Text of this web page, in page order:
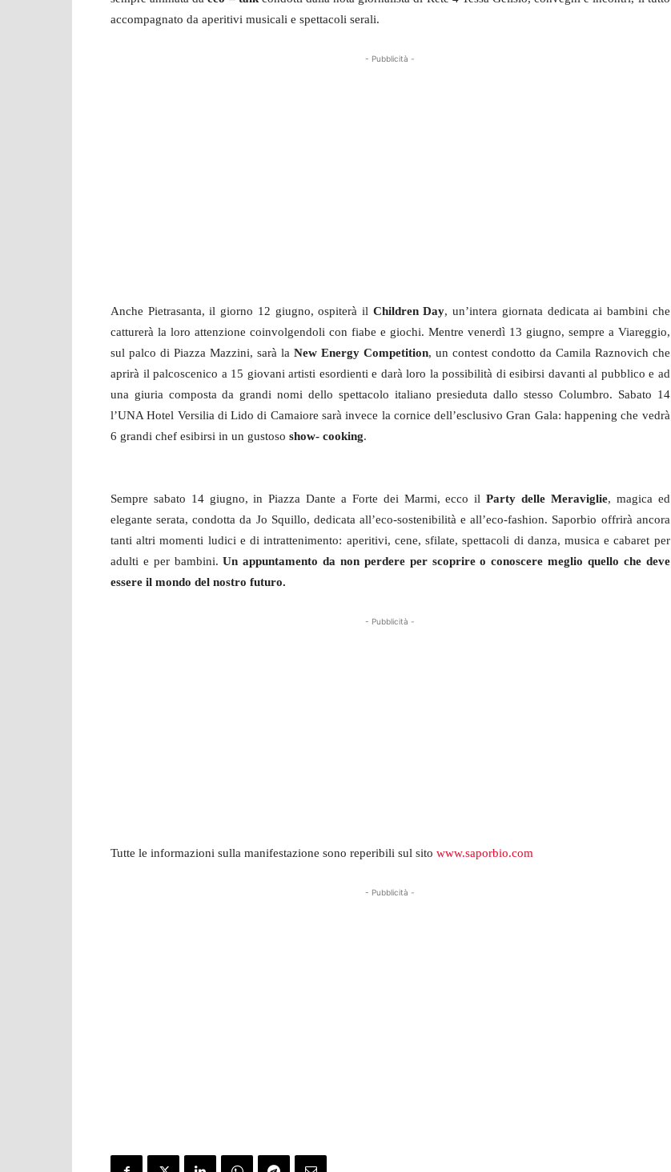
accompagnato da aperitivi musicali e spettacoli serali.
- Pubblicità -
Anche Pietrasanta, il giorno 12 giugno, ospiterà il Children Day, un’intera giornata dedicata ai bambini che
catturerà la loro attenzione coinvolgendoli con fiabe e giochi. Mentre venerdì 13 giugno, sempre a Viareggio,
sul palco di Piazza Mazzini, sarà la New Energy Competition, un contest condotto da Camila Raznovich che
aprirà il palcoscenico a 15 giovani artisti esordienti e darà loro la possibilità di esibirsi davanti al pubblico e ad
una giuria composta da grandi nomi dello spettacolo italiano presieduta dallo stesso Columbro. Sabato 14
l’UNA Hotel Versilia di Lido di Camaiore sarà invece la cornice dell’esclusivo Gran Gala: happening che vedrà
6 grandi chef esibirsi in un gustoso show- cooking.
Sempre sabato 14 giugno, in Piazza Dante a Forte dei Marmi, ecco ilParty delle Meraviglie, magica ed
elegante serata, condotta da Jo Squillo, dedicata all’eco-sostenibilità e all’eco-fashion. Saporbio offrirà ancora
tanti altri momenti ludici e di intrattenimento: aperitivi, cene, sfilate, spettacoli di danza, musica e cabaret per
adulti e per bambini. Un appuntamento da non perdere per scoprire o conoscere meglio quello che deve
essere il mondo del nostro futuro.
- Pubblicità -
Tutte le informazioni sulla manifestazione sono reperibili sul sito www.saporbio.com
- Pubblicità -